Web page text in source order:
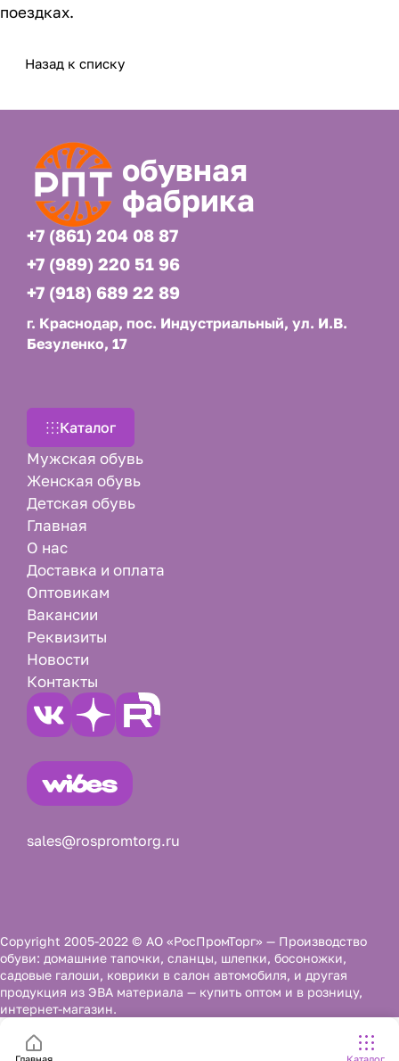
поездках.
Назад к списку
обувная
фабрика
+7 (861) 204 08 87
+7 (989) 220 51 96
+7 (918) 689 22 89
г. Краснодар, пос. Индустриальный, ул. И.В.
Безуленко, 17
Каталог
Мужская обувь
Женская обувь
Детская обувь
Главная
О нас
Доставка и оплата
Оптовикам
Вакансии
Реквизиты
Новости
Контакты
sales@rospromtorg.ru
Copyright 2005-2022 © АО «РосПромТорг» — Производство
обуви: домашние тапочки, сланцы, шлепки, босоножки,
садовые галоши, коврики в салон автомобиля, и другая
продукция из ЭВА материала — купить оптом и в розницу,
интернет-магазин.